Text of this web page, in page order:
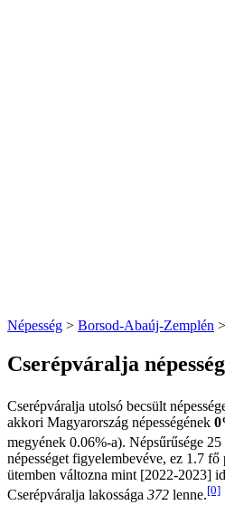
Népesség > Borsod-Abaúj-Zemplén
Cserépváralja
Cserépváralja utolsó becsült
akkori Magyarország népességének
megyének 0.06%-a). Népsűrűsége
népességet figyelembevéve, ez 1.7 fő
ütemben változna mint [2022-2023]
Cserépváralja lakossága 372 lenne.[0]